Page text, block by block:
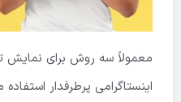
معمولاً سه روش برای نمایش
اینستاگرامی پرطرفدار